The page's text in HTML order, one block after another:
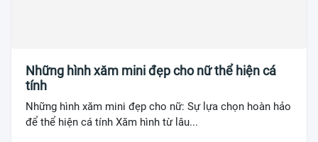
Những hình xăm mini đẹp cho nữ thể hiện cá
tính
Những hình xăm mini đẹp cho nữ: Sự lựa chọn hoàn hảo
để thể hiện cá tính Xăm hình từ lâu...